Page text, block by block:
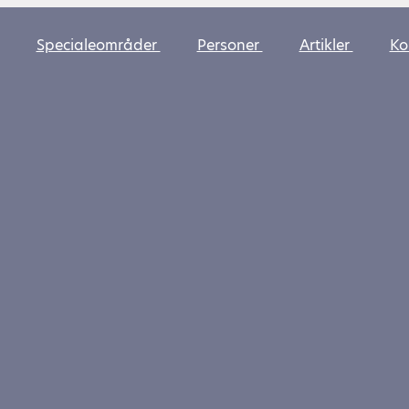
Specialeområder Personer Artikler